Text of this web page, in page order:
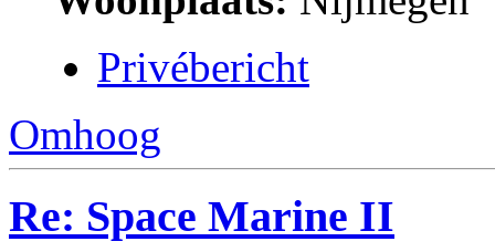
Privébericht
Omhoog
Re: Space Marine II